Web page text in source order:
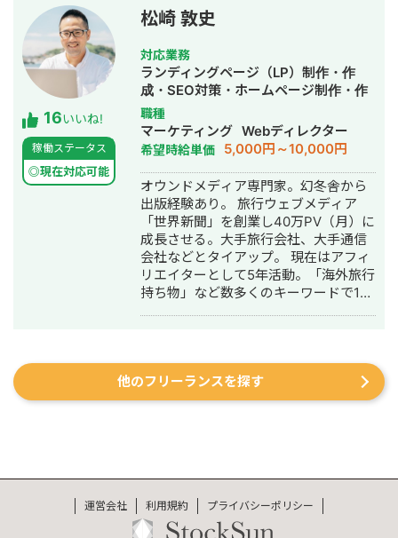
超えを達成 →10万再生以上の動画31本
(ショート動画ではありません) →100万
再生以上の動画4本 →200万再生以上の
動画1本 ◎投資系チャンネル(集客目的)
→1ヵ月の売上200万円以上 【メディア
出演歴】 ・StockSun 「YouTubeディ
レクター道場ch」
https://www.youtube.com/watch?
v=h0xP2XUlTGo ・StockSun 「Web
マーケティングTV【StockSun株式会
社】」 7:00～
https://www.youtube.com/watch?
v=dtFUYWVxSgY&t=420s ・
StockSun 「Webマーケティング
TV【StockSun株式会社】」 7:44～
https://www.youtube.com/watch?
v=1Bb7eF2mmuI&t=464s ・
StockSun 「YouTubeディレクター道
v=nQOg0VVft8c&t=1120s 公式LINEは
こちら https://lin.ee/R7hIisk 無料で相
談も受け付けています。 興味がある方
リ・人材採用などの広告運用中） 広告
運用だけではなくインフルエンサーキ
ャスティングからクリエイティブの脚
本作り〜納品までディレクション可能
です。 今流行りのインフルエンサーの
PR 投稿✖︎広告の第三者配信可能です。
Tiktokの運用支援・広告クリエイティ
ブ作成を得意とします。 2022年〜バン
タンクリエイターアカデミー（専門学
校）で講師勤務。 ■広告運用実績 ・
SparkADでCPI平均1500円→1000円台
に。 ■運用代行実績 ・KPI”認知拡大の
ため”「＃」で追いかけ、難易度の高い
アプリの指名タグを200万回再生以上
・不動産お問い合わせ獲得ゴール⇨半
年でLINE追加平均50〜100人/月に ・
Tiktokフォロワー3000人→他SNSに遷
移目標でTwitter1万人・OP300人 飲食
1000円→平均500円台までに ・CPI平
均600円→200円台複数CR発生 キャス
ティングも得意のためスパークアドも
です。
https://www.tiktok.com/@renaaa_dayo
16いいね!
稼働ステータス
◎現在対応可能
松崎 敦史
対応業務
ランディングページ（LP）制作・作
成・SEO対策・ホームページ制作・作
成・リスティング広告運用代行・オウ
ンドメディア制作・構築・運用代行
職種
マーケティング Webディレクター
希望時給単価 5,000円～10,000円
オウンドメディア専門家。幻冬舎から
出版経験あり。 旅行ウェブメディア
「世界新聞」を創業し40万PV（月）に
成長させる。大手旅行会社、大手通信
会社などとタイアップ。 現在はアフィ
リエイターとして5年活動。「海外旅行
持ち物」など数多くのキーワードで1位
高のオウンドメディアを作ります。 ・
株式会社世界新聞
https://sekaishinbun.net/co/ ・世界新
（タイアップ特集） 大手通信会社（タ
イアップ特集） 某観光協会（タイアッ
他のフリーランスを探す
運営会社 利用規約 プライバシーポリシー